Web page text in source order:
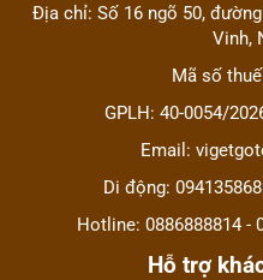
Địa chỉ: Số 16 ngõ 50,
Vinh,
Mã số
GPLH: 40-0054/
Email:
Di động:
Hotline: 0886888814 -
Hỗ trợ